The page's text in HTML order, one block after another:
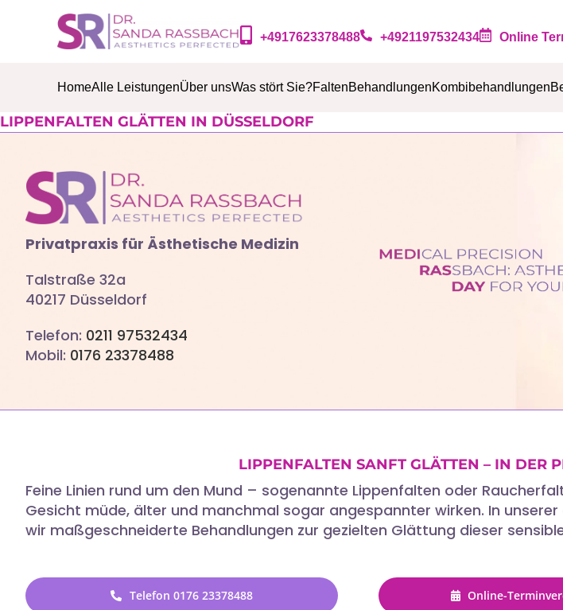
+4917623378488 +4921197532434 Online
HomeAlle LeistungenÜber unsWas stört Sie?FaltenBehandlungenKombibehandlungen
LIPPENFALTEN GLÄTTEN IN DÜSSELDORF
Privatpraxis für Ästhetische Medizin
Talstraße 32a
40217 Düsseldorf
Telefon: 0211 97532434
Mobil: 0176 23378488
LIPPENFALTEN SANFT GLÄTTEN – IN DER
Feine Linien rund um den Mund – sogenannte Lippenfalten oder
Gesicht müde, älter und manchmal sogar angespannter wirken. In
wir maßgeschneiderte Behandlungen zur gezielten Glättung dieser
Telefon 0176 23378488 Online-